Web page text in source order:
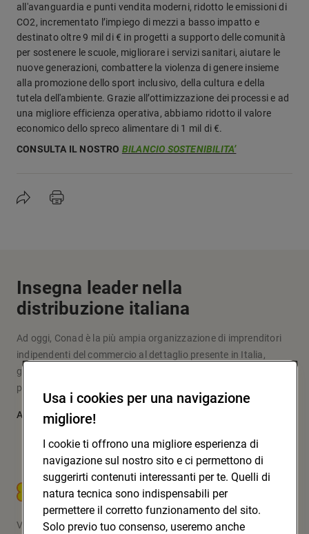
all'avanguardia e punti vendita moderni, ridotto le emissioni di
CO2, incrementato l’impiego di mezzi a basso impatto e
destinato oltre 9 mil di € in progetti a supporto delle comunità
per sostenere le scuole, migliorare i servizi sanitari, aiutare le
nuove generazioni, combattere la violenza di genere insieme
alla promozione dello sport inclusivo, della cultura e della
tutela dell'ambiente. Grazie all’ottimizzazione dei processi e ad
una migliore efficienza operativa, abbiamo ridotto il valore
economico dello spreco alimentare di 1 mil di €.
CONSULTA IL NOSTRO BILANCIO SOSTENIBILITA’
Insegna leader nella
distribuzione italiana
Ad oggi, Conad è la più ampia organizzazione di imprenditori
indipendenti del commercio al dettaglio presente in Italia,
grazie a un modello originale d’impresa e fare la spesa che
pone al centro le persone: i soci, i clienti, la comunità.
Approfondisci
CONAD SOC. COOP.
Via Michelino, 59 | 40127 BOLOGNA
Usa i cookies per una navigazione
migliore!
I cookie ti offrono una migliore esperienza di
navigazione sul nostro sito e ci permettono di
suggerirti contenuti interessanti per te. Quelli di
natura tecnica sono indispensabili per
permettere il corretto funzionamento del sito.
Solo previo tuo consenso, useremo anche